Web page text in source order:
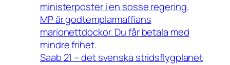
ministerposter i en sosse regering.
MP är godtemplarmaffians
marionettdockor. Du får betala med
mindre frihet.
Saab 21 – det svenska stridsflygplanet